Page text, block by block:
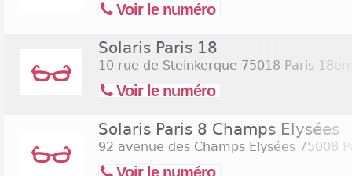
Voir le numéro
Solaris Paris 18
10 rue de Steinkerque 75018 Paris
Voir le numéro
Solaris Paris 8 Champs Elysées
92 avenue des Champs Elysées 75008
Voir le numéro